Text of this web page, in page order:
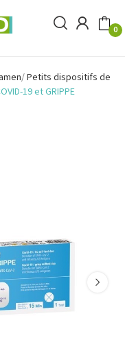
0
Petits dispositifs de
19 et GRIPPE